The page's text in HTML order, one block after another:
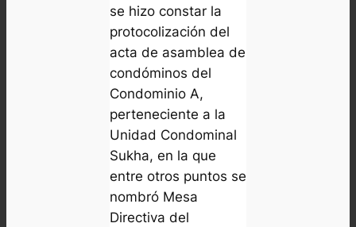
se hizo constar la
protocolización del
acta de asamblea de
condóminos del
Condominio A,
perteneciente a la
Unidad Condominal
Sukha, en la que
entre otros puntos se
nombró Mesa
Directiva del